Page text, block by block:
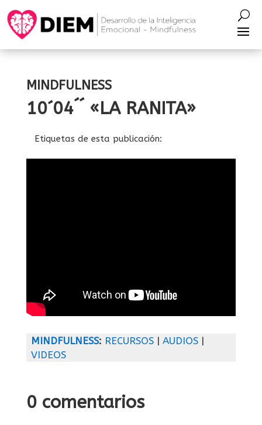
MINDFULNESS
10´04´´ «LA RANITA»
Etiquetas de esta publicación:
MINDFULNESS: RECURSOS| AUDIOS|
VIDEOS
0 comentarios